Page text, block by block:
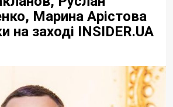
Марина Арістова
на заході INSIDER.UA